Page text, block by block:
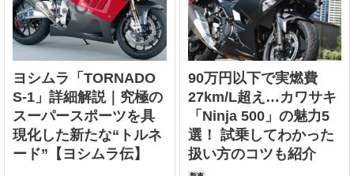
ヨシムラ「TORNADO
S-1」詳細解説｜究極の
スーパースポーツを具
現化した新たな“トルネ
ード”【ヨシムラ伝】
90万円以下で実燃費
27km/L超え…カワサキ
「Ninja 500」の魅力5
選！ 試乗してわかった
扱い方のコツも紹介